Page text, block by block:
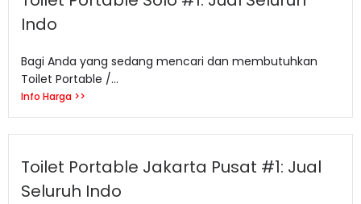
Indo
Bagi Anda yang sedang mencari dan membutuhkan
Toilet Portable /...
Info Harga >>
Toilet Portable Jakarta Pusat #1: Jual
Seluruh Indo